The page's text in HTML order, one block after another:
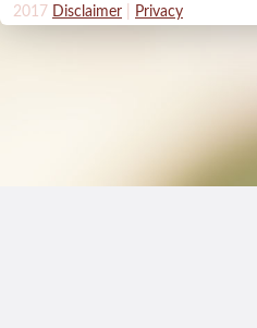
2017
Disclaimer Privacy